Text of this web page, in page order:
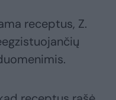
receptus, Z.